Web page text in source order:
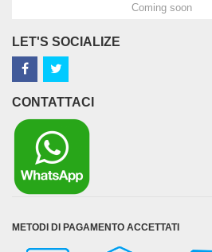
LET'S SOCIALIZE
CONTATTACI
METODI DI PAGAMENTO ACCETTATI